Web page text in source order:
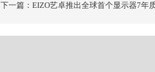
下一篇：EIZO艺卓推出全球首个显示器7年